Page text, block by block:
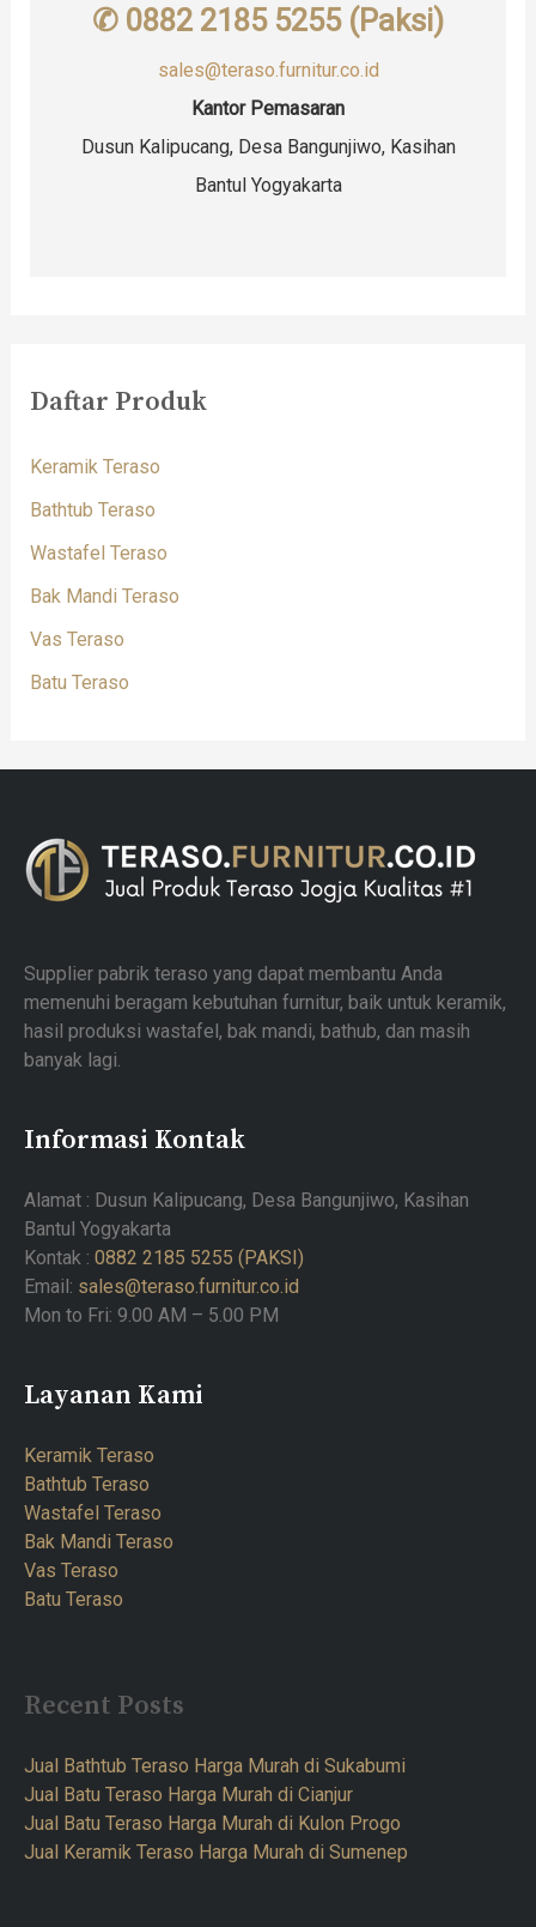
✆ 0882 2185 5255 (Paksi)
sales@teraso.furnitur.co.id
Kantor Pemasaran
Dusun Kalipucang, Desa Bangunjiwo, Kasihan
Bantul Yogyakarta
Daftar Produk
Keramik Teraso
Bathtub Teraso
Wastafel Teraso
Bak Mandi Teraso
Vas Teraso
Batu Teraso
Supplier pabrik teraso yang dapat membantu Anda
memenuhi beragam kebutuhan furnitur, baik untuk keramik,
hasil produksi wastafel, bak mandi, bathub, dan masih
banyak lagi.
Informasi Kontak
Alamat : Dusun Kalipucang, Desa Bangunjiwo, Kasihan
Bantul Yogyakarta
Kontak : 0882 2185 5255 (PAKSI)
Email: sales@teraso.furnitur.co.id
Mon to Fri: 9.00 AM – 5.00 PM
Layanan Kami
Keramik Teraso
Bathtub Teraso
Wastafel Teraso
Bak Mandi Teraso
Vas Teraso
Batu Teraso
Recent Posts
Jual Bathtub Teraso Harga Murah di Sukabumi
Jual Batu Teraso Harga Murah di Cianjur
Jual Batu Teraso Harga Murah di Kulon Progo
Jual Keramik Teraso Harga Murah di Sumenep